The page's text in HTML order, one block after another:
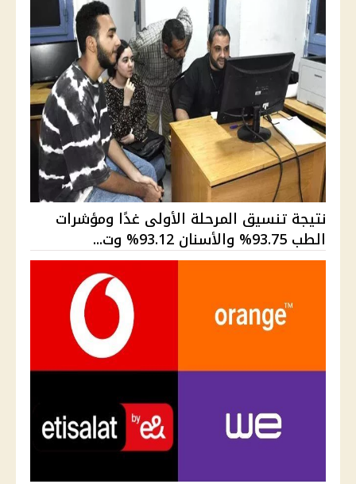
نتيجة تنسيق المرحلة الأولى غدًا ومؤشرات
الطب 93.75% والأسنان 93.12% وت...